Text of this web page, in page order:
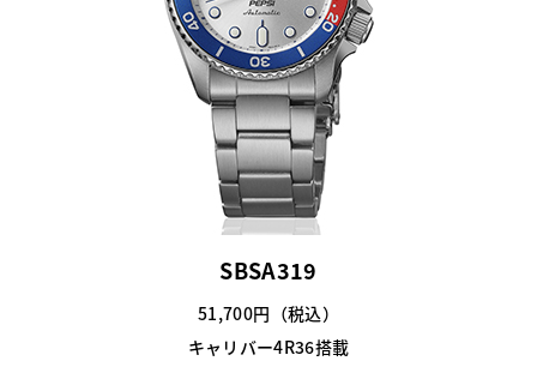
SBSA319
51,700円（税込）
キャリバー4R36搭載